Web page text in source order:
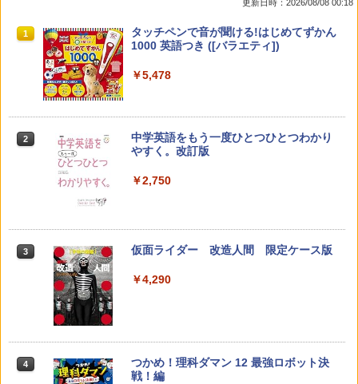
1 教育者のためのコーチング入門
2 先生のためのGoogle AI完全攻略図鑑
￥-
3
カウンセリングとは何か 変化するという
4 子どもが変わる魔法の言葉
1
Amazon Fire HD 10 キッズモデル (10イ
ンチ) ピンク 対象年齢3歳から 数千点の
2
パイロット スイスイおえかき for Study
何回も書ける! れんしゅうボード ひらが
な・カタカナ・すうじ・ABC 3歳以上 知
育
【くもん出版公式特別セット】くもん出
版(KUMON PUBLISHING) くもんの日本
￥4,046
更新日時：2026/08/08 00:18
1
タッチペンで音が聞ける!はじめてずかん
1000 英語つき ([バラエティ])
￥5,478
2
中学英語をもう一度ひとつひとつわかり
やすく。改訂版
￥2,750
3 仮面ライダー 改造人間 限定ケース版
￥4,290
4
つかめ！理科ダマン 12 最強ロボット決
戦！編